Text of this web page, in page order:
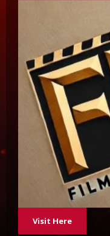
Visit Here